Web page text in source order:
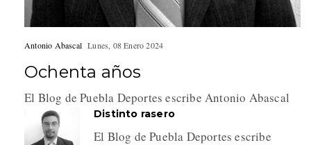
Antonio Abascal Lunes, 08 Enero 2024
Ochenta años
El Blog de Puebla Deportes escribe Antonio Abascal
Distinto rasero
El Blog de Puebla Deportes escribe